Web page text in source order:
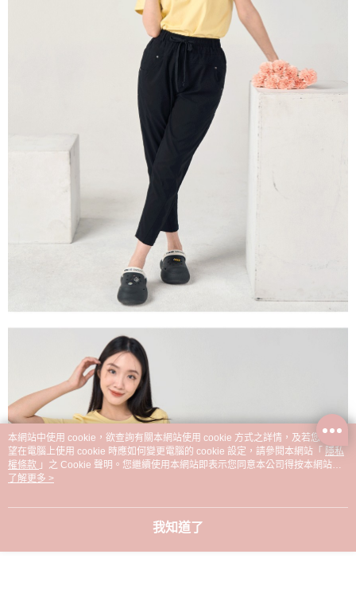
本網站中使用 cookie，欲查詢有關本網站使用 cookie 方式之詳情，及若您不希
望在電腦上使用 cookie 時應如何變更電腦的 cookie 設定，請參閱本網站「 隱私
權條款 」之 Cookie 聲明。您繼續使用本網站即表示您同意本公司得按本網站使
用條款之 Cookie 聲明使用 cookie。
了解更多 >
我知道了